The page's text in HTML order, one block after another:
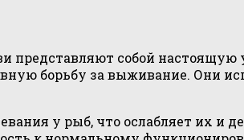
представляют собой
борьбу за выживание. Они
у рыб, что ослабляет их